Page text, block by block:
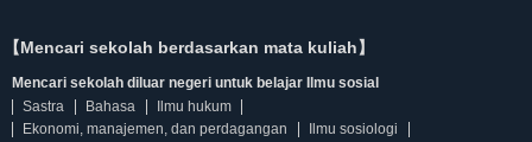
【Mencari sekolah berdasarkan mata kuliah】
Mencari sekolah diluar negeri untuk belajar Ilmu sosial
Sastra
Bahasa
Ilmu hukum
Ekonomi, manajemen, dan perdagangan
Ilmu sosiologi